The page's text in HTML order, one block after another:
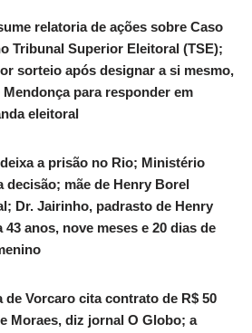
relatoria de ações sobre Caso
Tribunal Superior Eleitoral (TSE);
sorteio após designar a si mesmo,
para responder em
eleitoral
a prisão no Rio; Ministério
decisão; mãe de Henry Borel
Dr. Jairinho, padrasto de Henry
anos, nove meses e 20 dias de
de Vorcaro cita contrato de R$ 50
Moraes, diz jornal O Globo; a